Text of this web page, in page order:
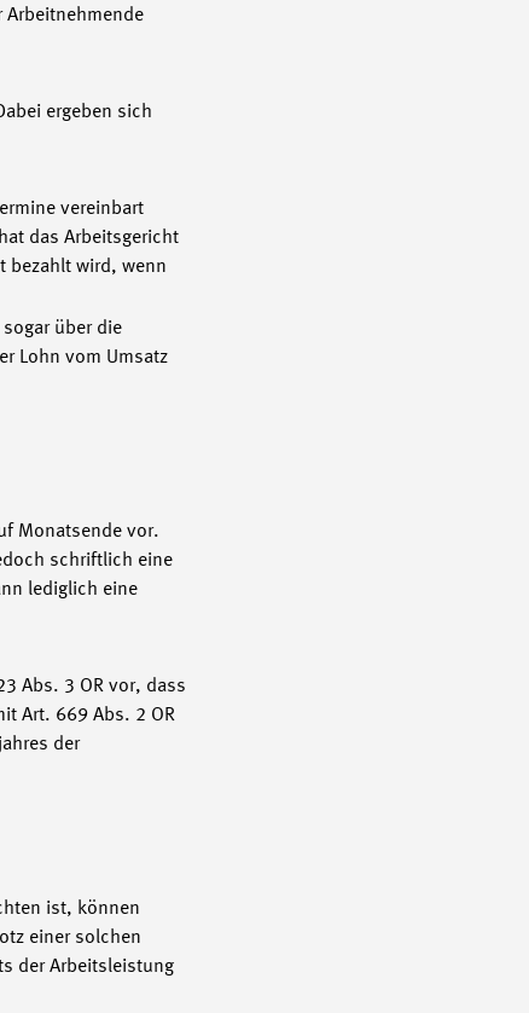
Arbeitnehmende
ergeben sich
vereinbart
das Arbeitsgericht
bezahlt wird, wenn
über die
Lohn vom Umsatz
Monatsende vor.
schriftlich eine
lediglich eine
Abs. 3 OR vor, dass
Art. 669 Abs. 2 OR
der
ist, können
einer solchen
der Arbeitsleistung